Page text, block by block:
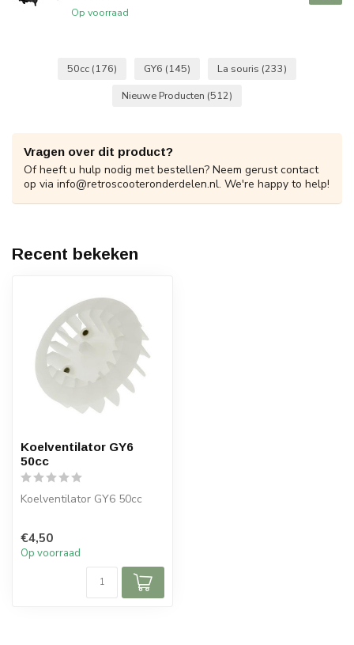
Op voorraad
50cc (176) GY6 (145) La souris (233)
Nieuwe Producten (512)
Vragen over dit product?
Of heeft u hulp nodig met bestellen? Neem gerust contact
op via info@retroscooteronderdelen.nl. We're happy to help!
Recent bekeken
Koelventilator GY6
50cc
Koelventilator GY6 50cc
€4,50
Op voorraad